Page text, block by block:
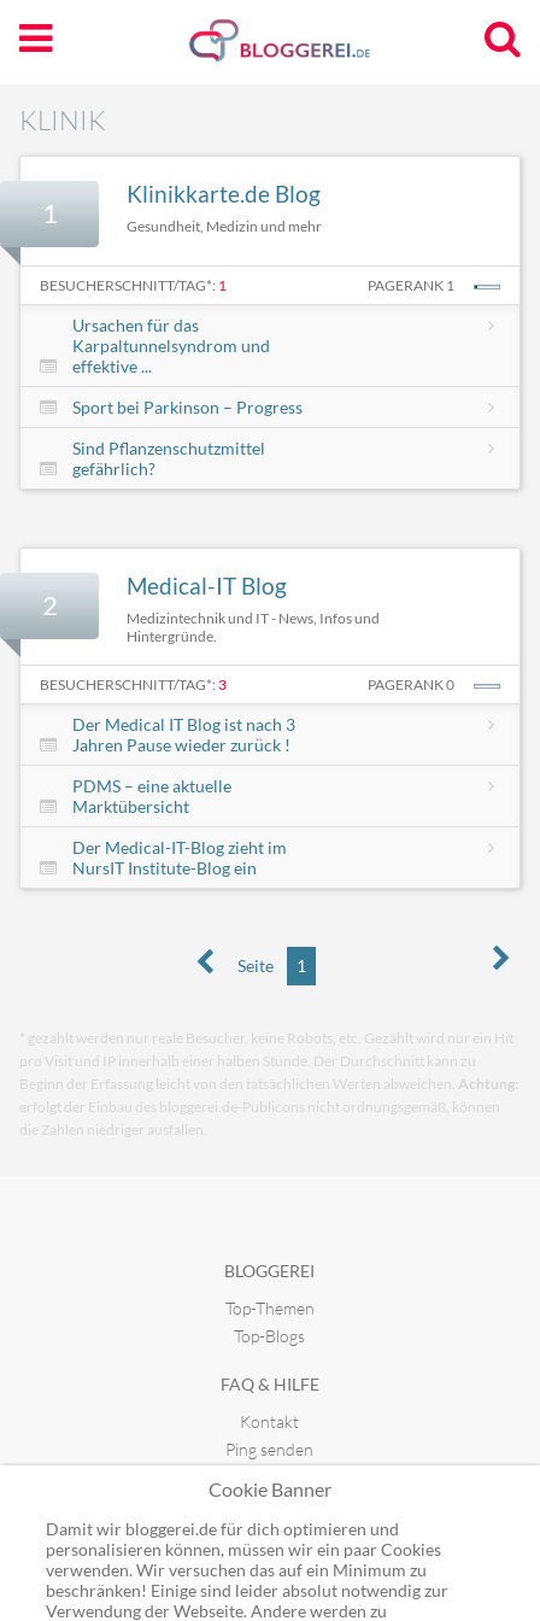
KLINIK
1
Klinikkarte.de Blog
Gesundheit, Medizin und mehr
BESUCHERSCHNITT/TAG*: 1 PAGERANK 1
Ursachen für das
Karpaltunnelsyndrom und
effektive ...
Sport bei Parkinson – Progress
Sind Pflanzenschutzmittel
gefährlich?
2
Medical-IT Blog
Medizintechnik und IT - News, Infos und
Hintergründe.
BESUCHERSCHNITT/TAG*: 3 PAGERANK 0
Der Medical IT Blog ist nach 3
Jahren Pause wieder zurück !
PDMS – eine aktuelle
Marktübersicht
Der Medical-IT-Blog zieht im
NursIT Institute-Blog ein
Seite 1
* gezählt werden nur reale Besucher, keine Robots, etc. Gezählt wird nur ein Hit
pro Visit und IP innerhalb einer halben Stunde. Der Durchschnitt kann zu
Beginn der Erfassung leicht von den tatsächlichen Werten abweichen. Achtung:
erfolgt der Einbau des bloggerei.de-Publicons nicht ordnungsgemäß, können
die Zahlen niedriger ausfallen.
BLOGGEREI
Top-Themen
Top-Blogs
FAQ & HILFE
Kontakt
Ping senden
GUTSCHEINE
Top-Gutscheine
Alle Shops
Cookie Banner
Damit wir bloggerei.de für dich optimieren und
personalisieren können, müssen wir ein paar Cookies
verwenden. Wir versuchen das auf ein Minimum zu
beschränken! Einige sind leider absolut notwendig zur
Verwendung der Webseite. Andere werden zu